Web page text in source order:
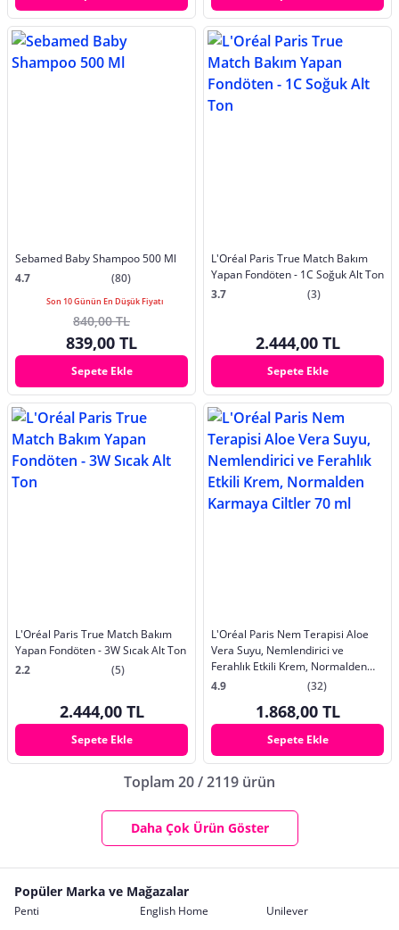
Sebamed Baby Shampoo 500 Ml
4.7
(80)
Son 10 Günün En Düşük Fiyatı
840,00 TL
839,00 TL
Sepete Ekle
L'Oréal Paris True Match Bakım
Yapan Fondöten - 1C Soğuk Alt Ton
3.7
(3)
2.444,00 TL
Sepete Ekle
L'Oréal Paris True Match Bakım
Yapan Fondöten - 3W Sıcak Alt Ton
2.2
(5)
2.444,00 TL
Sepete Ekle
L'Oréal Paris Nem Terapisi Aloe
Vera Suyu, Nemlendirici ve
Ferahlık Etkili Krem, Normalden
Karmaya Ciltler 70 ml
4.9 (32)
1.868,00 TL
Sepete Ekle
Toplam 20 / 2119 ürün
Daha Çok Ürün Göster
Popüler Marka ve Mağazalar
Penti English Home
Unilever